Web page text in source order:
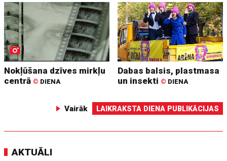
Nokļūšana dzīves mirkļu
centrā © DIENA
Dabas balsis, plastmasa
un insekti © DIENA
Vairāk LAIKRAKSTA DIENA PUBLIKĀCIJAS
AKTUĀLI